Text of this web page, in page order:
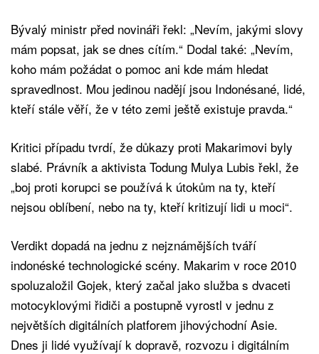
Bývalý ministr před novináři řekl: „Nevím, jakými slovy
mám popsat, jak se dnes cítím.“ Dodal také: „Nevím,
koho mám požádat o pomoc ani kde mám hledat
spravedlnost. Mou jedinou nadějí jsou Indonésané, lidé,
kteří stále věří, že v této zemi ještě existuje pravda.“
Kritici případu tvrdí, že důkazy proti Makarimovi byly
slabé. Právník a aktivista Todung Mulya Lubis řekl, že
„boj proti korupci se používá k útokům na ty, kteří
nejsou oblíbení, nebo na ty, kteří kritizují lidi u moci“.
Verdikt dopadá na jednu z nejznámějších tváří
indonéské technologické scény. Makarim v roce 2010
spoluzaložil Gojek, který začal jako služba s dvaceti
motocyklovými řidiči a postupně vyrostl v jednu z
největších digitálních platforem jihovýchodní Asie.
Dnes ji lidé využívají k dopravě, rozvozu i digitálním